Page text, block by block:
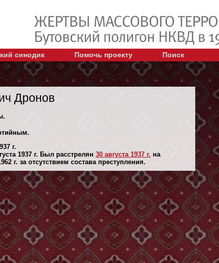
синодик Помочь проекту Поиск
Дронов
г.
1937 г. Был расстрелян 30 августа 1937 г. на
г. за отсутствием состава преступления.